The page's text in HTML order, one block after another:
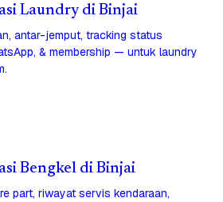
Laundry di Binjai
antar-jemput, tracking status
& membership — untuk laundry
Bengkel di Binjai
part, riwayat servis kendaraan,